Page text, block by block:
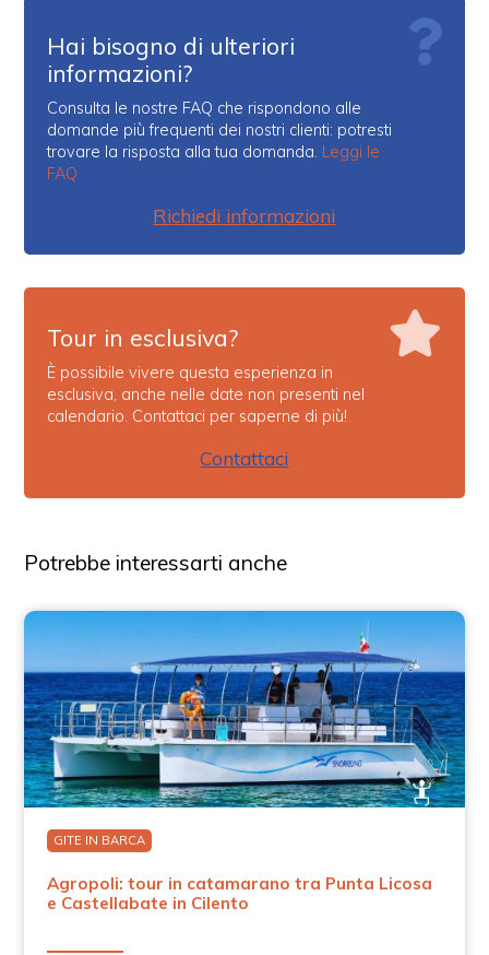
Hai bisogno di ulteriori
informazioni?
Consulta le nostre FAQ che rispondono alle
domande più frequenti dei nostri clienti: potresti
trovare la risposta alla tua domanda. Leggi le
FAQ
Richiedi informazioni
Tour in esclusiva?
È possibile vivere questa esperienza in
esclusiva, anche nelle date non presenti nel
calendario. Contattaci per saperne di più!
Contattaci
Potrebbe interessarti anche
GITE IN BARCA
Agropoli: tour in catamarano tra Punta Licosa
e Castellabate in Cilento